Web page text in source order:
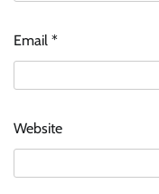
Email *
Website